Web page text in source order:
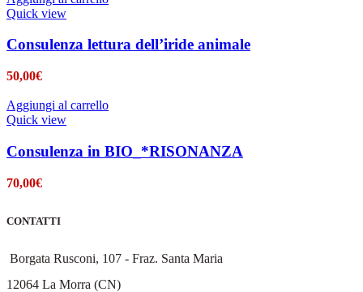
Quick view
Consulenza lettura dell’iride animale
50,00€
Aggiungi al carrello
Quick view
Consulenza in BIO_*RISONANZA
70,00€
CONTATTI
Borgata Rusconi, 107 - Fraz. Santa Maria
12064 La Morra (CN)